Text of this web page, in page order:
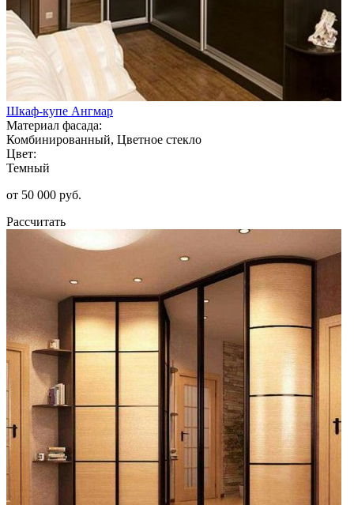
Шкаф-купе Ангмар
Материал фасада:
Комбинированный, Цветное стекло
Цвет:
Темный
от 50 000 руб.
Рассчитать